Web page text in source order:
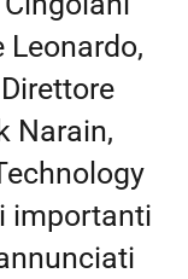
Leonardo,
Narain,
importanti